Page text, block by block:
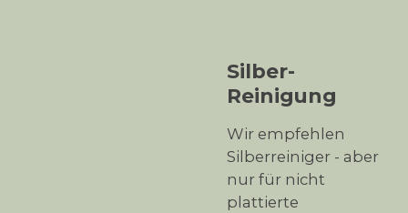
Silber-
Reinigung
Wir empfehlen
Silberreiniger - aber
nur für nicht
plattierte